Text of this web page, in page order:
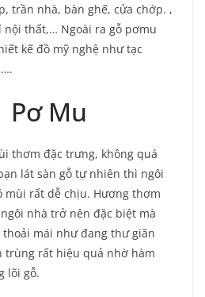
trần nhà, bàn ghế, cửa chớp. ,
thất,… Ngoài ra gỗ pơmu
kế đồ mỹ nghệ như tạc
Pơ Mu
thơm đặc trưng, ​​không quá
lát sàn gỗ tự nhiên thì ngôi
mùi rất dễ chịu. Hương thơm
nhà trở nên đặc biệt mà
mái như đang thư giãn
trùng rất hiệu quả nhờ hàm
lõi gỗ.